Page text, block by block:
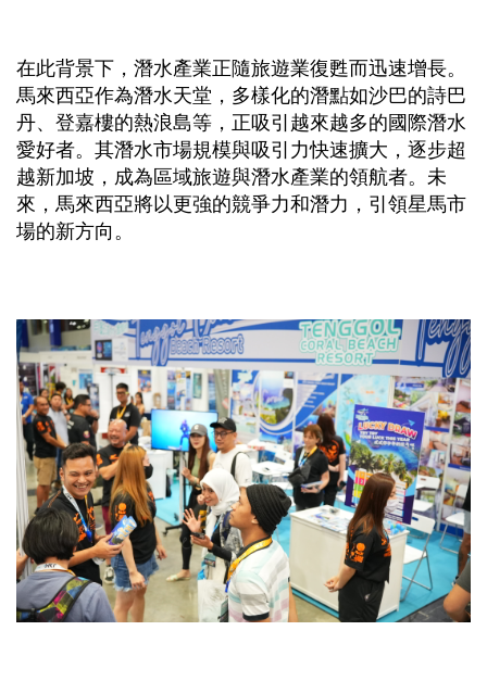
在此背景下，潛水產業正隨旅遊業復甦而迅速增長。
馬來西亞作為潛水天堂，多樣化的潛點如沙巴的詩巴
丹、登嘉樓的熱浪島等，正吸引越來越多的國際潛水
愛好者。其潛水市場規模與吸引力快速擴大，逐步超
越新加坡，成為區域旅遊與潛水產業的領航者。未
來，馬來西亞將以更強的競爭力和潛力，引領星馬市
場的新方向。